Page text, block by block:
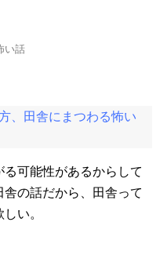
い話
、田舎にまつわる怖い
可能性があるからして
の話だから、田舎って
い。